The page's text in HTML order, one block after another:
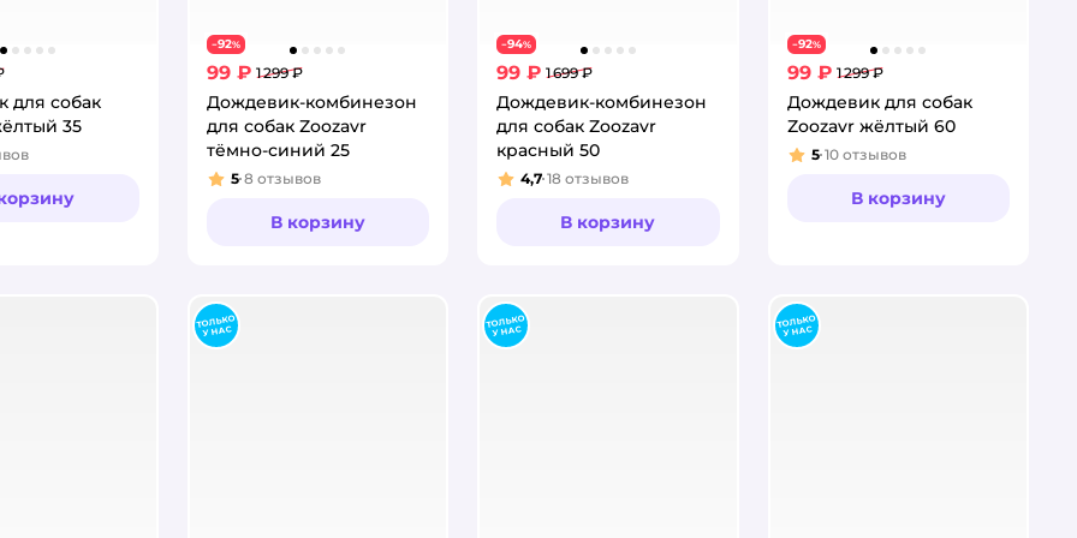
для собак
35
−92%
99 ₽ 1 299 ₽
Дождевик-комбинезон
для собак Zoozavr
тёмно-синий 25
Рейтинг:
5 8 отзывов
В корзину
−94%
99 ₽ 1 699 ₽
Дождевик-комбинезон
для собак Zoozavr
красный 50
Рейтинг:
4,7 18 отзывов
В корзину
−92%
99 ₽ 1 299 ₽
Дождевик для собак
Zoozavr жёлтый 60
Рейтинг:
5 10 отзывов
В корзину